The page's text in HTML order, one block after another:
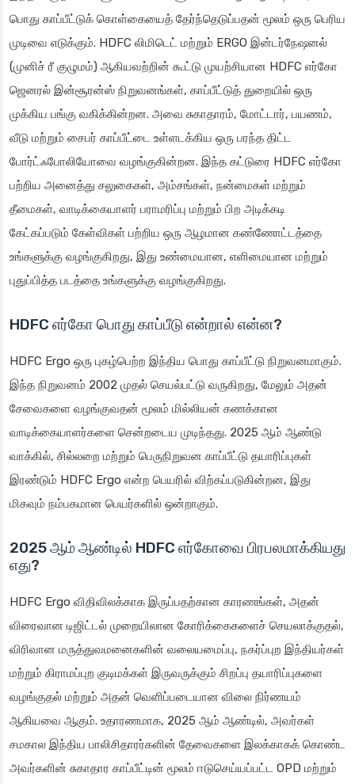
பொது காப்பீட்டுக் கொள்கையைத் தேர்ந்தெடுப்பதன் மூலம் ஒரு பெரிய
முடிவை எடுக்கும். HDFC லிமிடெட் மற்றும் ERGO இன்டர்நேஷனல்
(முனிச் ரீ குழுமம்) ஆகியவற்றின் கூட்டு முயற்சியான HDFC எர்கோ
ஜெனரல் இன்சூரன்ஸ் நிறுவனங்கள், காப்பீட்டுத் துறையில் ஒரு
முக்கிய பங்கு வகிக்கின்றன. அவை சுகாதாரம், மோட்டார், பயணம்,
வீடு மற்றும் சைபர் காப்பீட்டை உள்ளடக்கிய ஒரு பரந்த திட்ட
போர்ட்ஃபோலியோவை வழங்குகின்றன. இந்த கட்டுரை HDFC எர்கோ
பற்றிய அனைத்து சலுகைகள், அம்சங்கள், நன்மைகள் மற்றும்
தீமைகள், வாடிக்கையாளர் பராமரிப்பு மற்றும் பிற அடிக்கடி
கேட்கப்படும் கேள்விகள் பற்றிய ஒரு ஆழமான கண்ணோட்டத்தை
உங்களுக்கு வழங்குகிறது, இது உண்மையான, எளிமையான மற்றும்
புதுப்பித்த படத்தை உங்களுக்கு வழங்குகிறது.
HDFC எர்கோ பொது காப்பீடு என்றால் என்ன?
HDFC Ergo ஒரு புகழ்பெற்ற இந்திய பொது காப்பீட்டு நிறுவனமாகும்.
இந்த நிறுவனம் 2002 முதல் செயல்பட்டு வருகிறது, மேலும் அதன்
சேவைகளை வழங்குவதன் மூலம் மில்லியன் கணக்கான
வாடிக்கையாளர்களை சென்றடைய முடிந்தது. 2025 ஆம் ஆண்டு
வாக்கில், சில்லறை மற்றும் பெருநிறுவன காப்பீட்டு தயாரிப்புகள்
இரண்டும் HDFC Ergo என்ற பெயரில் விற்கப்படுகின்றன, இது
மிகவும் நம்பகமான பெயர்களில் ஒன்றாகும்.
2025 ஆம் ஆண்டில் HDFC எர்கோவை பிரபலமாக்கியது
எது?
HDFC Ergo விதிவிலக்காக இருப்பதற்கான காரணங்கள், அதன்
விரைவான டிஜிட்டல் முறையிலான கோரிக்கைகளைச் செயலாக்குதல்,
விரிவான மருத்துவமனைகளின் வலையமைப்பு, நகர்ப்புற இந்தியர்கள்
மற்றும் கிராமப்புற குடிமக்கள் இருவருக்கும் சிறப்பு தயாரிப்புகளை
வழங்குதல் மற்றும் அதன் வெளிப்படையான விலை நிர்ணயம்
ஆகியவை ஆகும். உதாரணமாக, 2025 ஆம் ஆண்டில், அவர்கள்
சமகால இந்திய பாலிசிதாரர்களின் தேவைகளை இலக்காகக் கொண்ட
அவர்களின் சுகாதார காப்பீட்டின் மூலம் ஈடுசெய்யப்பட்ட OPD மற்றும்